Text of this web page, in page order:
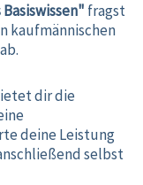
fragst
kaufmännischen
dir die
deine Leistung
selbst